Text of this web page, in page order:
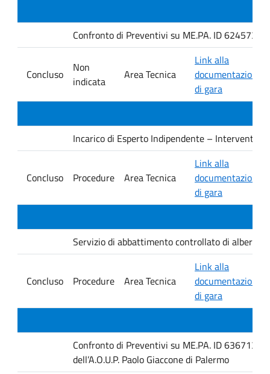
Confronto di Preventivi su ME.PA. ID 6245735
Concluso
Non
indicata
Area Tecnica
Link alla
documentazione
di gara
Incarico di Esperto Indipendente – Interventi
Concluso Procedure Area Tecnica
Link alla
documentazione
di gara
Servizio di abbattimento controllato di
Concluso Procedure Area Tecnica
Link alla
documentazione
di gara
Confronto di Preventivi su ME.PA. ID 6367131
dell’A.O.U.P. Paolo Giaccone di Palermo